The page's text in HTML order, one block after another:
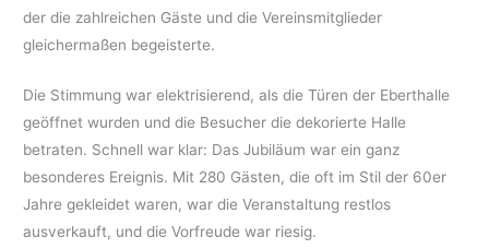
der die zahlreichen Gäste und die Vereinsmitglieder
gleichermaßen begeisterte.
Die Stimmung war elektrisierend, als die Türen der Eberthalle
geöffnet wurden und die Besucher die dekorierte Halle
betraten. Schnell war klar: Das Jubiläum war ein ganz
besonderes Ereignis. Mit 280 Gästen, die oft im Stil der 60er
Jahre gekleidet waren, war die Veranstaltung restlos
ausverkauft, und die Vorfreude war riesig.